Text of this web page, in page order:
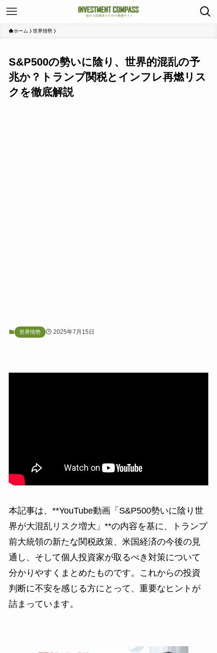
ホーム 世界情勢
S&P500の勢いに陰り、世界的混乱の予
兆か？トランプ関税とインフレ再燃リス
クを徹底解説
世界情勢 2025年7月15日
本記事は、**YouTube動画「S&P500勢いに陰り世
界が大混乱リスク増大」**の内容を基に、トランプ
前大統領の新たな関税政策、米国経済の今後の見
通し、そして個人投資家が取るべき対策について
分かりやすくまとめたものです。これからの投資
判断に不安を感じる方にとって、重要なヒントが
詰まっています。